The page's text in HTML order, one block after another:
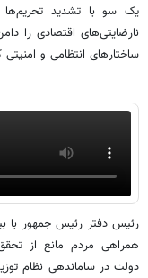
یک سو با تشدید
نارضایتی‌های اقتصادی را
ساختارهای انتظامی و
رئیس دفتر رئیس جمهور با
همراهی مردم مانع از
دولت در ساماندهی نظام